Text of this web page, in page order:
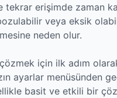
tekrar erişimde zaman
veya eksik
neden olur.
için ilk adım
ayarlar menüsünden
basit ve etkili bir